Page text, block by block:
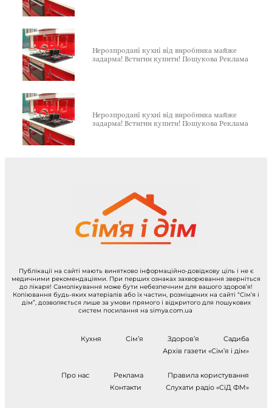
Нерозпродані кухні від виробника майже
задарма! Встигни купити! Пошукова Реклама
Нерозпродані кухні від виробника майже
задарма! Встигни купити! Пошукова Реклама
Публікації на сайті мають винятково інформаційно-довідкову ціль і не є
медичними рекомендаціями. При перших ознаках захворювання зверніться
до лікаря! Самолікування може бути небезпечним для вашого здоров’я!
Копіювання будь-яких матеріалів або їх частин, розміщених на сайті “Сім’я і
дім”, дозволяється лише за умови прямого і відкритого для пошукових
систем посилання на simya.com.ua
Кухня Сім’я Здоров’я
Садиба
Архів газети «Сім’я і дім»
Про нас Реклама
Правила користування
Контакти
Слухати радіо «СіД ФМ»